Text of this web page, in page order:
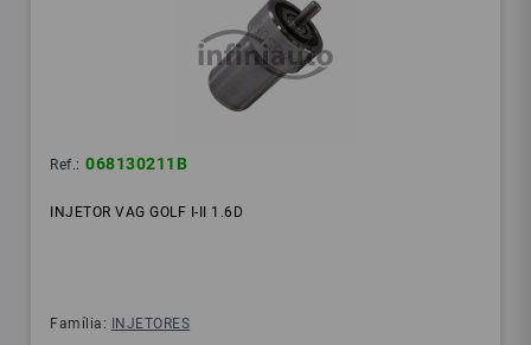
Ref.: 068130211B
INJETOR VAG GOLF I-II 1.6D
Família: INJETORES